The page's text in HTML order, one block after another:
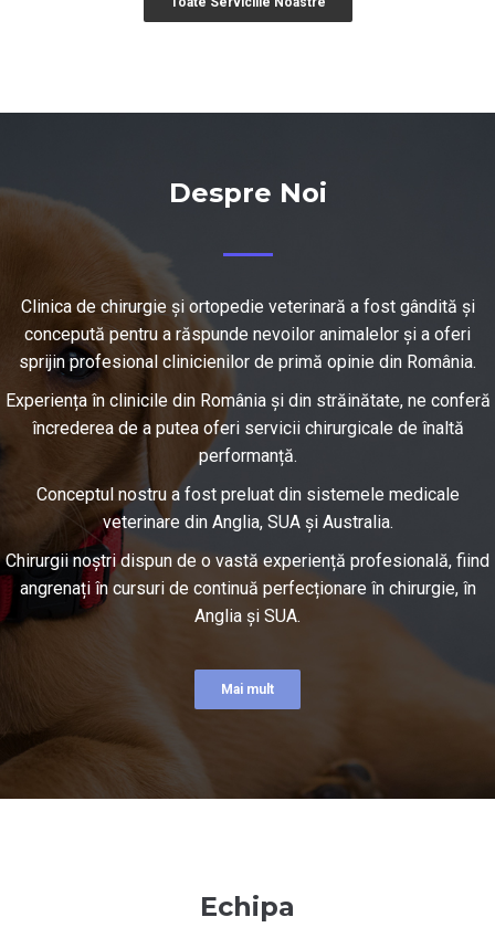
Despre Noi
Clinica de chirurgie și ortopedie veterinară a fost gândită și
concepută pentru a răspunde nevoilor animalelor și a oferi
sprijin profesional clinicienilor de primă opinie din România.
Experiența în clinicile din România și din străinătate, ne conferă
încrederea de a putea oferi servicii chirurgicale de înaltă
performanță.
Conceptul nostru a fost preluat din sistemele medicale
veterinare din Anglia, SUA și Australia.
Chirurgii noștri dispun de o vastă experiență profesională, fiind
angrenați în cursuri de continuă perfecționare în chirurgie, în
Anglia și SUA.
Mai mult
Echipa